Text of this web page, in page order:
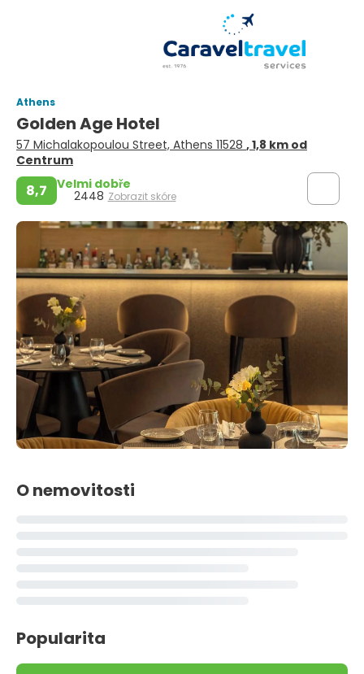
Athens
Golden Age Hotel
57 Michalakopoulou Street, Athens 11528 , 1,8 km od
Centrum
8,7 Velmi dobře
2448 Zobrazit skóre
O nemovitosti
Popularita